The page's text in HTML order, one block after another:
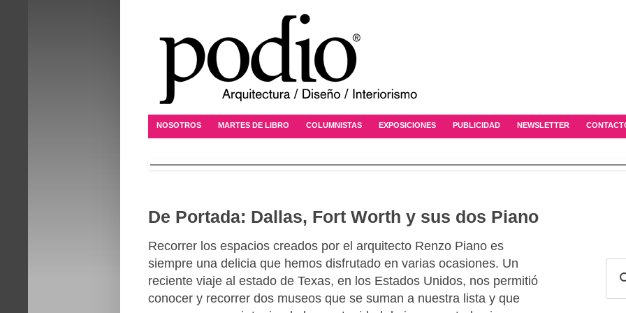
NOSOTROS MARTES DE LIBRO COLUMNISTAS EXPOSICIONES PUBLICIDAD NEWSLETTER
De Portada: Dallas, Fort Worth y sus dos Piano
Recorrer los espacios creados por el arquitecto Renzo Piano es
siempre una delicia que hemos disfrutado en varias ocasiones. Un
reciente viaje al estado de Texas, en los Estados Unidos, nos permitió
conocer y recorrer dos museos que se suman a nuestra lista y que